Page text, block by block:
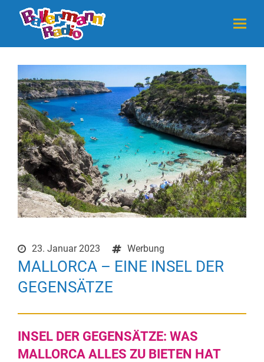
23. Januar 2023 Werbung
MALLORCA – EINE INSEL DER
GEGENSÄTZE
INSEL DER GEGENSÄTZE: WAS
MALLORCA ALLES ZU BIETEN HAT